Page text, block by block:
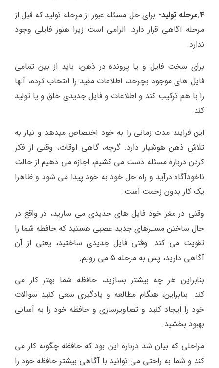
4.مرحله تولید-
برای حل مسئله عبور از مرحله تولید که قبل از
مرحله آگاهی قرار دارد، الزامی است زیرا هنوز فایلی وجود
ندارد.
برای سخت فایل و یا پرونده در ذهن، باید از بین تمامی
فایل های موجود بچرخد، اطلاعات مفید را انتخاب کرده، آنها
را با هم ترکیب کند و اطلاعات و فایل جدیدی خلق و یا تولید
کند.
این فرایند مدت زمانی را به خود اختصاص میدهد و نیاز به
تلاش ذهن هوشیار دارد. گرچه، گاهی اوقات، وقتی از فکر
کردن درباره مسئله دست می کشیم، اجازه می دهیم از حالت
ناخودآگاه درآید و راه حل خود به خود پیدا می شود و ظاهرا
یک کار بدون زحمت است.
وقتی در مغز خود فایل های جدیدی می سازید، در واقع در
حال ساختن مسیرهای جدید عصبی هستید که حافظه شما را
تقویت می کند. وقتی فایل جدیدی ساختید، یعنی از آن
آگاهی دارید، پس به مرحله 5 می رویم.
بنابراین هر چه بیشتر بسازید، حافظه شما بهتر کار می
کند. بنابراین، هنگام مطالعه و یادگیری سعی کنید سوالات
خود را ایجاد کنید و تصاویرسازی و حافظه خود را به آسانی
بهبود بخشید.
مراحلی که بیان شد درباره این بود که حافظه چگونه کار می
کند و شما به راحتی می توانید با آگاهی بیشتر حافظه خود را